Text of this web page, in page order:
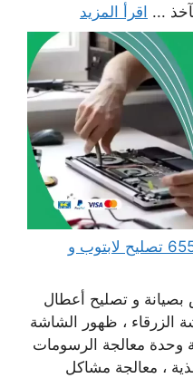
... اقرأ المزيد
مهندس كمبيوتر الزور 65511033 تصليح لابتوب و
بصيانة و تصليح أعطال
الزرقاء ، ظهور الشاشة
وحدة معالجة الرسومات
، معالجة مشاكل